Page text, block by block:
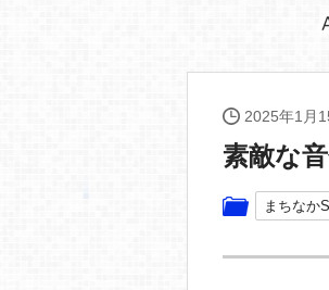
2025年1月
素敵な
まちなか